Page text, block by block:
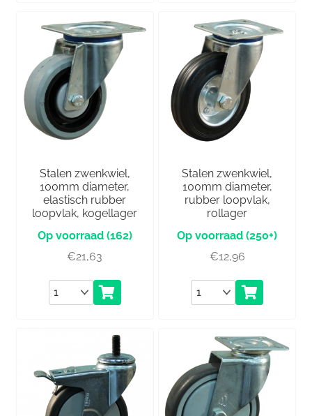
Stalen zwenkwiel,
100mm diameter,
elastisch rubber
loopvlak, kogellager
(162)
€21,63
Aantal
Stalen zwenkwiel,
100mm diameter,
rubber loopvlak,
rollager
(250+)
€12,96
Aantal